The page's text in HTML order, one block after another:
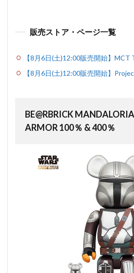
販売ストア・ページ一覧
【8月6日(土)12:00販売開始】MCT
【8月6日(土)12:00販売開始】
BE@RBRICK
ARMOR 100％ & 400％